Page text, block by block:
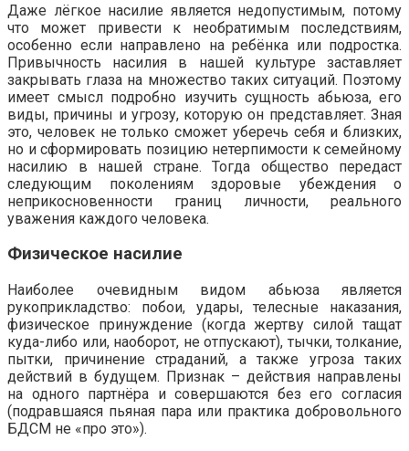
Даже лёгкое насилие является недопустимым, потому
что может привести к необратимым последствиям,
особенно если направлено на ребёнка или подростка.
Привычность насилия в нашей культуре заставляет
закрывать глаза на множество таких ситуаций. Поэтому
имеет смысл подробно изучить сущность абьюза, его
виды, причины и угрозу, которую он представляет. Зная
это, человек не только сможет уберечь себя и близких,
но и сформировать позицию нетерпимости к семейному
насилию в нашей стране. Тогда общество передаст
следующим поколениям здоровые убеждения о
неприкосновенности границ личности, реального
уважения каждого человека.
Физическое насилие
Наиболее очевидным видом абьюза является
рукоприкладство: побои, удары, телесные наказания,
физическое принуждение (когда жертву силой тащат
куда-либо или, наоборот, не отпускают), тычки, толкание,
пытки, причинение страданий, а также угроза таких
действий в будущем. Признак – действия направлены
на одного партнёра и совершаются без его согласия
(подравшаяся пьяная пара или практика добровольного
БДСМ не «про это»).